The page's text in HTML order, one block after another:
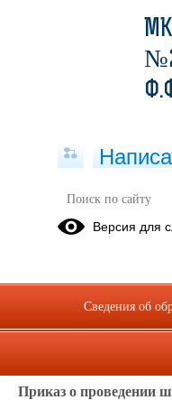
Школьный
олимпиады
Приказ о проведении
Версия для
Сведения об